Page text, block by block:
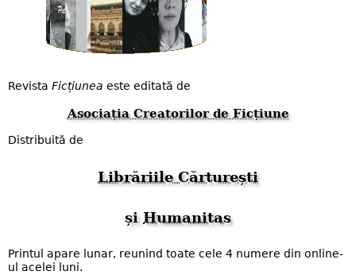
Revista Ficțiunea este editată de
Asociația Creatorilor de Ficțiune
Distribuită de
Librăriile Cărturești
șiHumanitas
Printul apare lunar, reunind toate cele 4 numere din online-
ul acelei luni.